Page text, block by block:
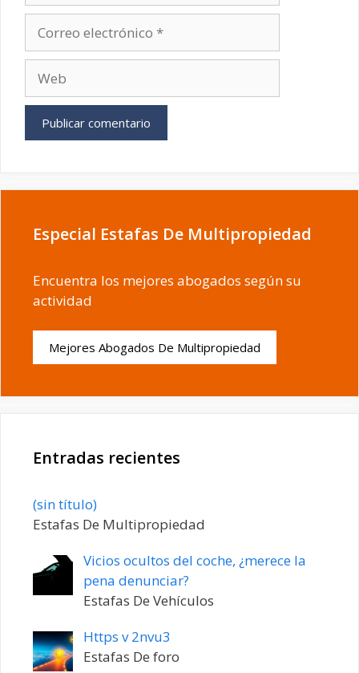
electrónico
Especial Estafas De Multipropiedad
Encuentra los mejores abogados según su
actividad
Mejores Abogados De Multipropiedad
Entradas recientes
(sin título)Entrada
20198
Estafas De Multipropiedad
Vicios ocultos del coche, ¿merece la
pena denunciar?
Estafas De Vehículos
Https v 2nvu3
Estafas De foro